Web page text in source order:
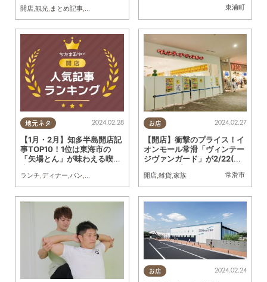
開店 観光 まとめ記事 東浦町
地元ネタ 2024.02.28
【1月・2月】知多半島開店記
事TOP10！1位は東海市の
「矢場とん」が味わえる喫茶
ランチ,ディナー,パン,スイーツ まとめ記事,家族
お店
常滑市
2024.02.27
【開店】衝撃のプライス！イ
オンモール常滑「ヴィンテー
ジヴァンガード」が2/22(木)
開店,雑貨,家族
お店 2024.02.24